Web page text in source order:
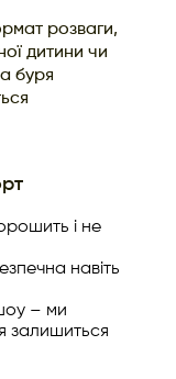
розваги,
дитини чи
буря
і не
навіть
– ми
залишиться